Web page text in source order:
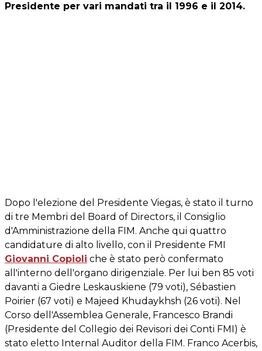
Presidente per vari mandati tra il 1996 e il 2014.
Dopo l'elezione del Presidente Viegas, è stato il turno
di tre Membri del Board of Directors, il Consiglio
d'Amministrazione della FIM. Anche qui quattro
candidature di alto livello, con il Presidente FMI
Giovanni Copioli che è stato però confermato
all'interno dell'organo dirigenziale. Per lui ben 85 voti
davanti a Giedre Leskauskiene (79 voti), Sébastien
Poirier (67 voti) e Majeed Khudaykhsh (26 voti). Nel
Corso dell'Assemblea Generale, Francesco Brandi
(Presidente del Collegio dei Revisori dei Conti FMI) è
stato eletto Internal Auditor della FIM. Franco Acerbis,